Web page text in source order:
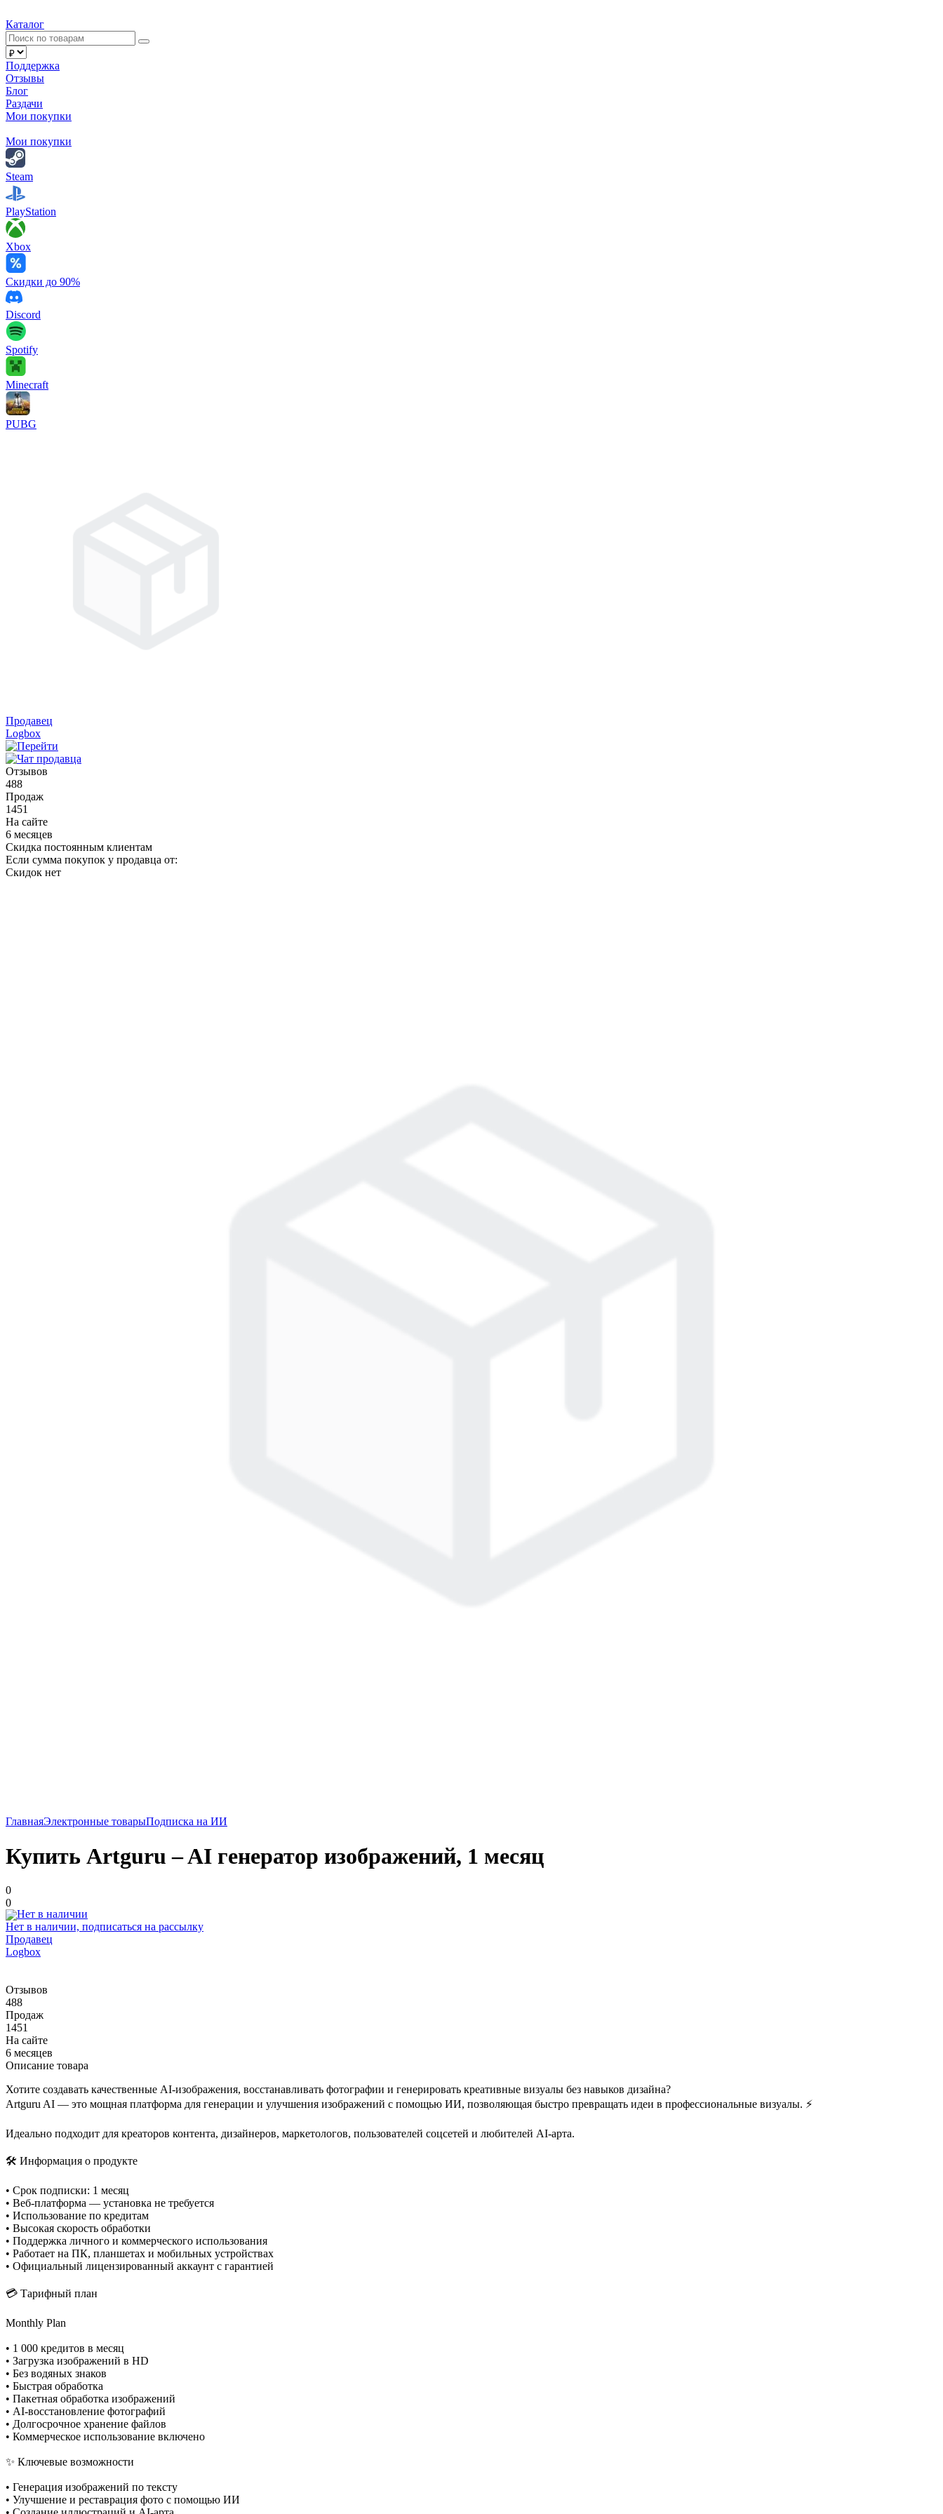
Каталог
Поддержка
Отзывы
Блог
Раздачи
Мои покупки
Мои покупки
Steam
PlayStation
Xbox
Скидки до 90%
Discord
Spotify
Minecraft
PUBG
Продавец
Logbox
Отзывов
488
Продаж
1451
На сайте
6 месяцев
Скидка постоянным клиентам
Если сумма покупок у продавца от:
Скидок нет
ГлавнаяЭлектронные товарыПодписка на ИИ
Купить Artguru – AI генератор изображений, 1 месяц
0
0
Нет в наличии, подписаться на рассылку
Продавец
Logbox
Отзывов
488
Продаж
1451
На сайте
6 месяцев
Описание товара
Хотите создавать качественные AI-изображения, восстанавливать фотографии и генерировать креативные визуалы без навыков дизайна?
Artguru AI — это мощная платформа для генерации и улучшения изображений с помощью ИИ, позволяющая быстро превращать идеи в профессиональные визуалы. ⚡
Идеально подходит для креаторов контента, дизайнеров, маркетологов, пользователей соцсетей и любителей AI-арта.
🛠 Информация о продукте
• Срок подписки: 1 месяц
• Веб-платформа — установка не требуется
• Использование по кредитам
• Высокая скорость обработки
• Поддержка личного и коммерческого использования
• Работает на ПК, планшетах и мобильных устройствах
• Официальный лицензированный аккаунт с гарантией
💳 Тарифный план
Monthly Plan
• 1 000 кредитов в месяц
• Загрузка изображений в HD
• Без водяных знаков
• Быстрая обработка
• Пакетная обработка изображений
• AI-восстановление фотографий
• Долгосрочное хранение файлов
• Коммерческое использование включено
✨ Ключевые возможности
• Генерация изображений по тексту
• Улучшение и реставрация фото с помощью ИИ